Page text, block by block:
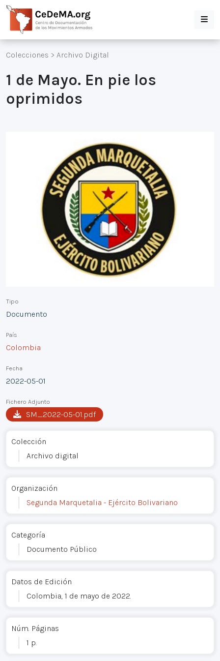
Colecciones > Archivo Digital
1 de Mayo. En pie los
oprimidos
Tipo
Documento
País
Colombia
Fecha
2022-05-01
Fichero Adjunto
SM_2022-05-01.pdf
Colección
Archivo digital
Organización
Segunda Marquetalia - Ejército Bolivariano
Categoría
Documento Público
Datos de Edición
Colombia, 1 de mayo de 2022.
Núm. Páginas
1 p.